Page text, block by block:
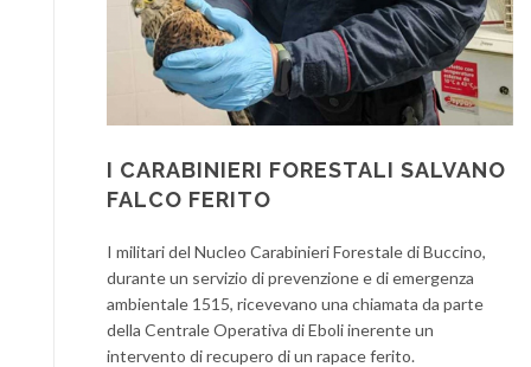
I CARABINIERI FORESTALI SALVANO
FALCO FERITO
I militari del Nucleo Carabinieri Forestale di Buccino,
durante un servizio di prevenzione e di emergenza
ambientale 1515, ricevevano una chiamata da parte
della Centrale Operativa di Eboli inerente un
intervento di recupero di un rapace ferito.